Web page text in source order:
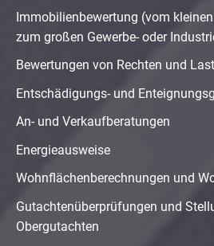
Immobilienbewertung (vom
zum großen Gewerbe- oder
Bewertungen von Rechten und
Entschädigungs- und
An- und Verkaufberatungen
Energieausweise
Wohnflächenberechnungen und
Gutachtenüberprüfungen und
Obergutachten